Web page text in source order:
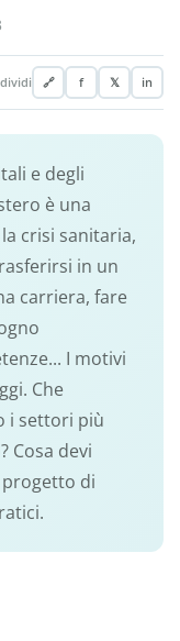
🔗 f 𝕏 in
e degli
è una
crisi sanitaria,
in un
carriera, fare
I motivi
Che
i settori più
Cosa devi
di